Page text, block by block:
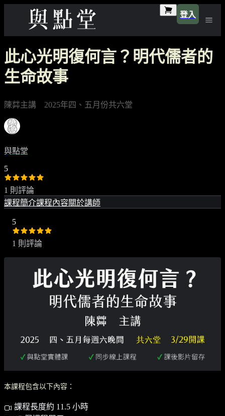
登入
此心光明復何言？明代儒者的
生命故事
陳茻主講 2025年四、五月份共六堂
與點堂
5
1 則評論
課程簡介課程內容關於講師
5
1 則評論
本課程包含以下內容：
課程長度約 11.5 小時